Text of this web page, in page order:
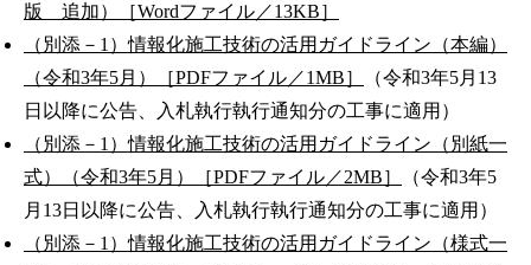
版 追加）［Wordファイル／13KB］
（別添－1）情報化施工技術の活用ガイドライン（本編）
（令和3年5月）［PDFファイル／1MB］
（令和3年5月13
日以降に公告、入札執行執行通知分の工事に適用）
（別添－1）情報化施工技術の活用ガイドライン（別紙一
式）（令和3年5月）［PDFファイル／2MB］
（令和3年5
月13日以降に公告、入札執行執行通知分の工事に適用）
（別添－1）情報化施工技術の活用ガイドライン（様式一